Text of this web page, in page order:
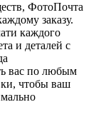
ФотоПочта
заказу.
каждого
и деталей с
вас по любым
чтобы ваш